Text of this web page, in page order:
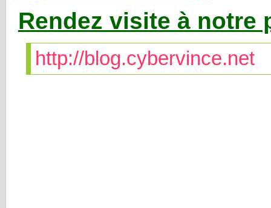
Rendez visite à notre
http://blog.cybervince.net